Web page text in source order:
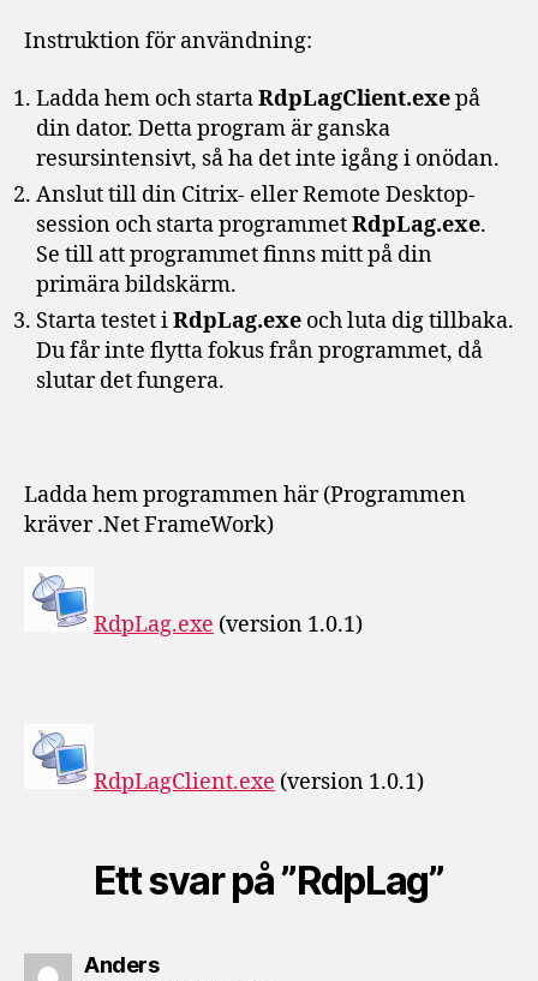
Instruktion för användning:
Ladda hem och startaRdpLagClient.exepå
din dator. Detta program är ganska
resursintensivt, så ha det inte igång i onödan.
Anslut till din Citrix- eller Remote Desktop-
session och starta programmetRdpLag.exe.
Se till att programmet finns mitt på din
primära bildskärm.
Starta testet iRdpLag.exe och luta dig tillbaka.
Du får inte flytta fokus från programmet, då
slutar det fungera.
Ladda hem programmen här (Programmen
kräver .Net FrameWork)
RdpLag.exe (version 1.0.1)
RdpLagClient.exe (version 1.0.1)
Ett svar på ”RdpLag”
Anderssäger: